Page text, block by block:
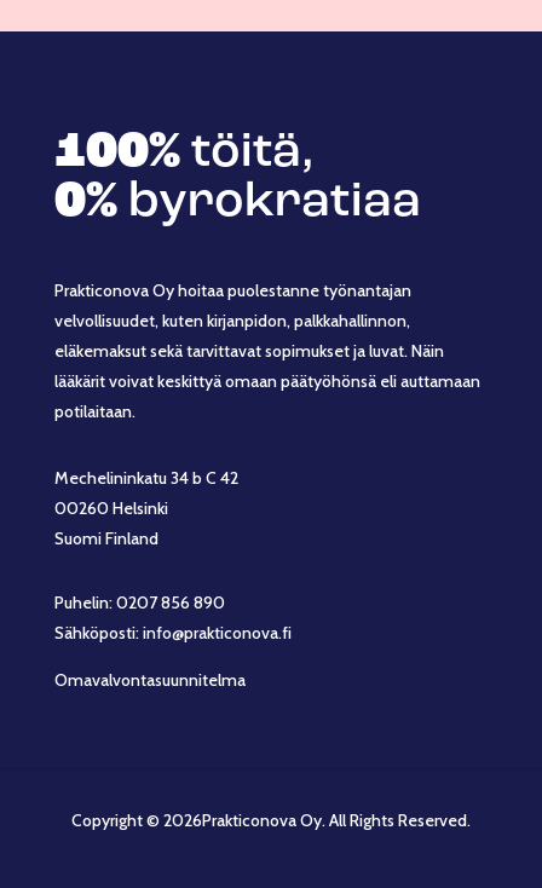
100%töitä,
0%byrokratiaa
Prakticonova Oy hoitaa puolestanne työnantajan
velvollisuudet, kuten kirjanpidon, palkkahallinnon,
eläkemaksut sekä tarvittavat sopimukset ja luvat. Näin
lääkärit voivat keskittyä omaan päätyöhönsä eli auttamaan
potilaitaan.
Mechelininkatu 34 b C 42
00260 Helsinki
Suomi Finland
Puhelin: 0207 856 890
Sähköposti: info@prakticonova.fi
Omavalvontasuunnitelma
Copyright © 2026Prakticonova Oy. All Rights Reserved.